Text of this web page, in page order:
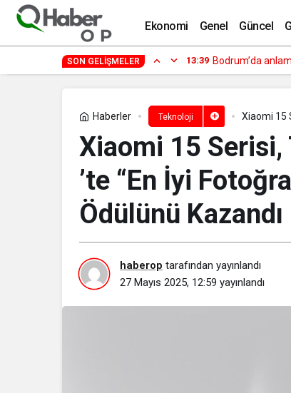
Ekonomi Genel Güncel
SON GELIŞMELER
Bodrum’da
Haberler Teknoloji
Xiaomi 15
Xiaomi 15 Serisi,
’te “En İyi
Ödülünü Kazandı
haberop tarafından yayınlandı
27 Mayıs 2025, 12:59 yayınlandı
Sony, GP-VPT3 ve RMT-VP2’yi